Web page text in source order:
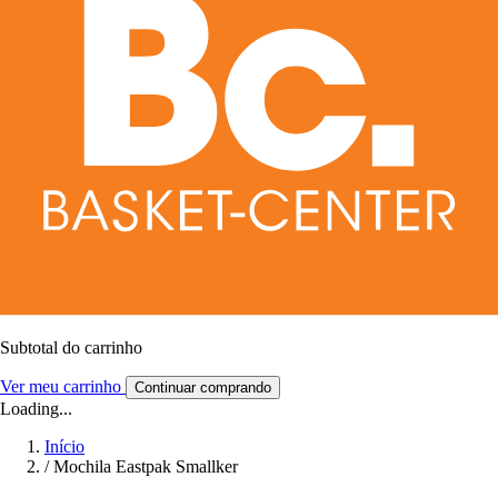
Subtotal do carrinho
Ver meu carrinho Continuar comprando
Loading...
Início
/ Mochila Eastpak Smallker